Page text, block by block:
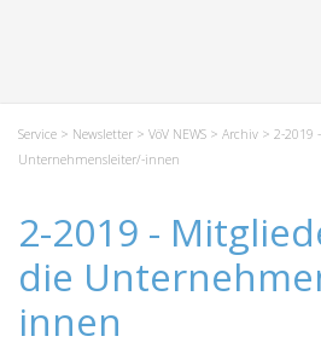
Service > Newsletter > VöV NEWS > Archiv > 2-2019
Unternehmensleiter/-innen
2-2019 -
die
innen